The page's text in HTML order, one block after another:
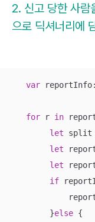
2. 신고 당한 사람
으로 딕셔너리에
var
for r in
let split
let
let
if
        }
else {